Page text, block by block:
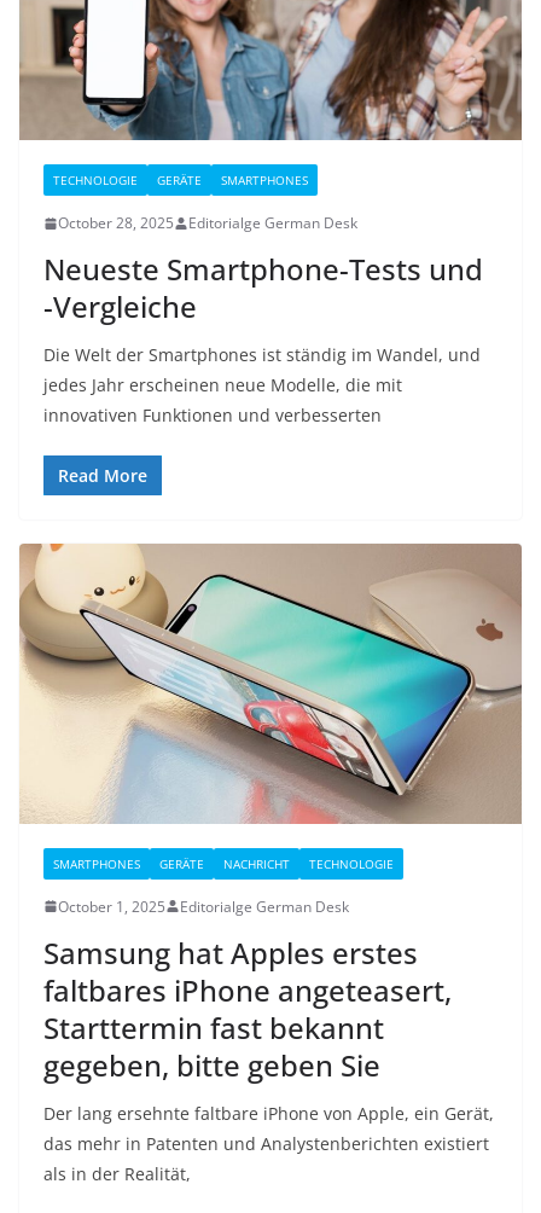
TECHNOLOGIE GERÄTE SMARTPHONES
October 28, 2025 Editorialge German Desk
Neueste Smartphone-Tests und
-Vergleiche
Die Welt der Smartphones ist ständig im Wandel, und
jedes Jahr erscheinen neue Modelle, die mit
innovativen Funktionen und verbesserten
Read More
SMARTPHONES GERÄTE NACHRICHT TECHNOLOGIE
October 1, 2025 Editorialge German Desk
Samsung hat Apples erstes
faltbares iPhone angeteasert,
Starttermin fast bekannt
gegeben, bitte geben Sie
Der lang ersehnte faltbare iPhone von Apple, ein Gerät,
das mehr in Patenten und Analystenberichten existiert
als in der Realität,